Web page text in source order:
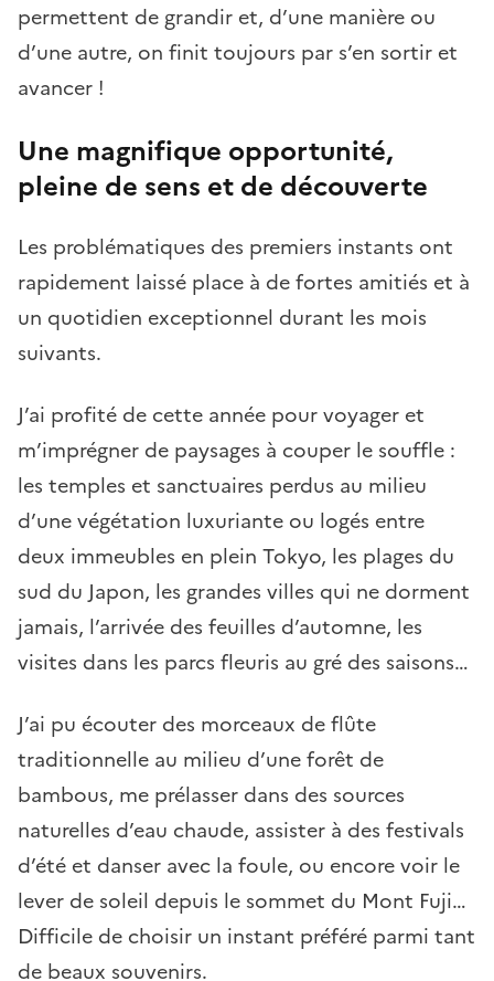
permettent de grandir et, d’une manière ou
d’une autre, on finit toujours par s’en sortir et
avancer !
Une magnifique opportunité,
pleine de sens et de découverte
Les problématiques des premiers instants ont
rapidement laissé place à de fortes amitiés et à
un quotidien exceptionnel durant les mois
suivants.
J’ai profité de cette année pour voyager et
m’imprégner de paysages à couper le souffle :
les temples et sanctuaires perdus au milieu
d’une végétation luxuriante ou logés entre
deux immeubles en plein Tokyo, les plages du
sud du Japon, les grandes villes qui ne dorment
jamais, l’arrivée des feuilles d’automne, les
visites dans les parcs fleuris au gré des saisons…
J’ai pu écouter des morceaux de flûte
traditionnelle au milieu d’une forêt de
bambous, me prélasser dans des sources
naturelles d’eau chaude, assister à des festivals
d’été et danser avec la foule, ou encore voir le
lever de soleil depuis le sommet du Mont Fuji…
Difficile de choisir un instant préféré parmi tant
de beaux souvenirs.